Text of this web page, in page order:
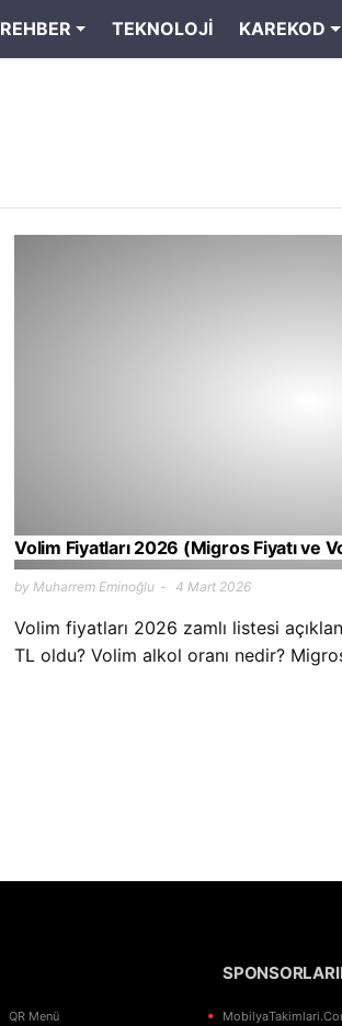
REHBER TEKNOLOJI KAREKOD
Volim Fiyatları 2026 (Migros Fiyatı ve
by Muharrem Eminoğlu 4 Mart 2026
Volim fiyatları 2026 zamlı listesi
TL oldu? Volim alkol oranı nedir?
QR Menü